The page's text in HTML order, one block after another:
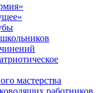
мастерства
работников